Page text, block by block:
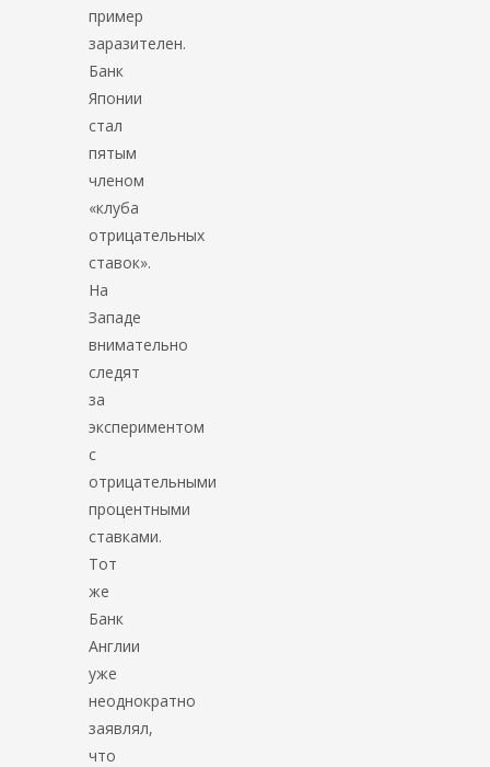
пример
заразителен.
Банк
Японии
стал
пятым
членом
«клуба
отрицательных
ставок».
На
Западе
внимательно
следят
за
экспериментом
с
отрицательными
процентными
ставками.
Тот
же
Банк
Англии
уже
неоднократно
заявлял,
что